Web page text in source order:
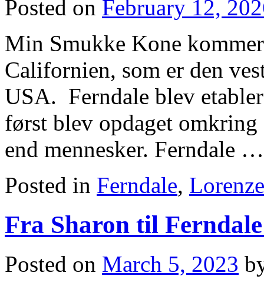
Posted on February 12,
Min Smukke Kone
Californien, som er den
USA. Ferndale blev
først blev opdaget
end mennesker. Ferndale
Posted in Ferndale,
Fra Sharon til
Posted on March 5, 2023